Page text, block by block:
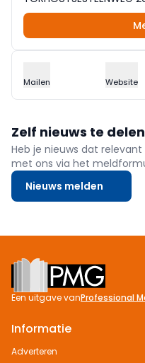
Mailen Website
Zelf nieuws te
Heb je nieuws dat
met ons via het
Nieuws melden
Footer
Een uitgave vanProfessional
Informatie
Adverteren